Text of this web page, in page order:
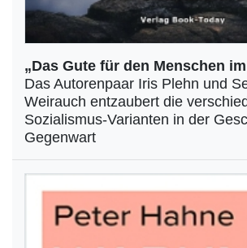
„Das Gute für den Menschen
Das Autorenpaar Iris Plehn und
Weirauch entzaubert die
Sozialismus-Varianten in der
Gegenwart